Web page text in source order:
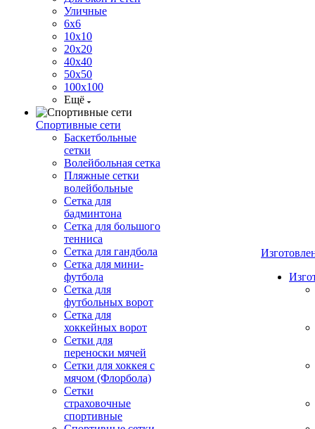
Уличные
6х6
10х10
20х20
40х40
50х50
100х100
Ещё
Спортивные сети
Баскетбольные
сетки
Волейбольная сетка
Пляжные сетки
волейбольные
Сетка для
бадминтона
Сетка для большого
тенниса
Сетка для гандбола
Сетка для мини-
футбола
Сетка для
футбольных ворот
Сетка для
хоккейных ворот
Сетки для
переноски мячей
Сетки для хоккея с
мячом (Флорбола)
Сетки
страховочные
спортивные